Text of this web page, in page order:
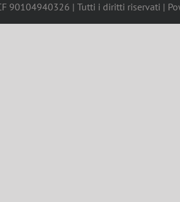
90104940326 | Tutti i diritti riservati |